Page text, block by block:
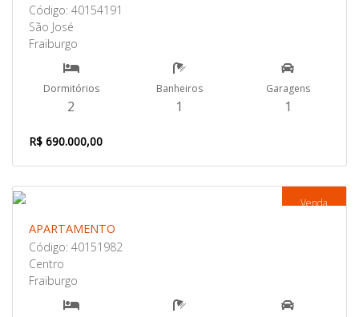
Código: 40154191
São José
Fraiburgo
Dormitórios
2
Banheiros
1
Garagens
1
R$ 690.000,00
Venda
APARTAMENTO
Código: 40151982
Centro
Fraiburgo